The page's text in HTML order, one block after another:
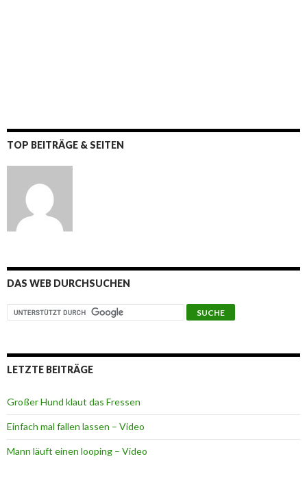
TOP BEITRÄGE & SEITEN
DAS WEB DURCHSUCHEN
LETZTE BEITRÄGE
Großer Hund klaut das Fressen
Einfach mal fallen lassen – Video
Mann läuft einen looping – Video